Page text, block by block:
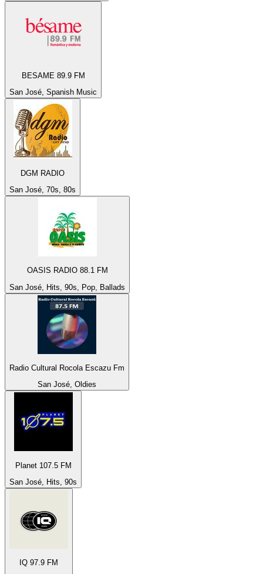
BESAME 89.9 FM
San José, Spanish Music
DGM RADIO
San José, 70s, 80s
OASIS RADIO 88.1 FM
San José, Hits, 90s, Pop, Ballads
Radio Cultural Rocola Escazu Fm
San José, Oldies
Planet 107.5 FM
San José, Hits, 90s
IQ 97.9 FM